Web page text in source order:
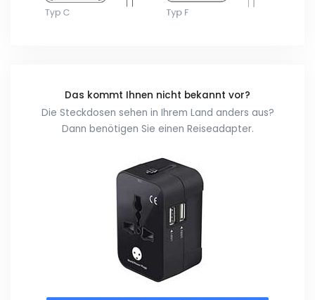
Das kommt Ihnen nicht bekannt vor?
Die Steckdosen sehen in Ihrem Land anders aus?
Dann benötigen Sie einen Reiseadapter.